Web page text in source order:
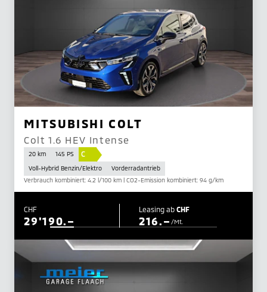
MITSUBISHI COLT
Colt 1.6 HEV Intense
20 km 145 PS C
Voll-Hybrid Benzin/Elektro
Vorderradantrieb
Verbrauch kombiniert: 4.2 l/100 km | CO2-Emission kombiniert: 94 g/km
CHF
29'190.–
Leasing ab CHF
216.– /Mt.